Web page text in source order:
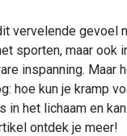
vervelende gevoel
sporten, maar ook
inspanning. Maar h
hoe kun je kramp
in het lichaam en
ontdek je meer!